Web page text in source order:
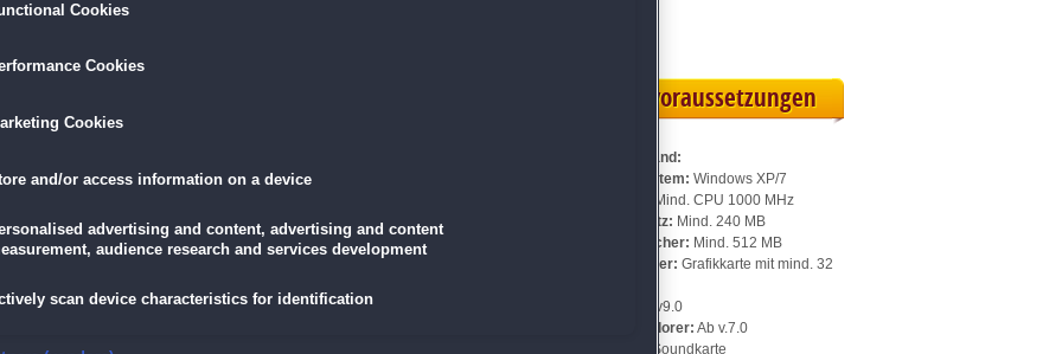
teste es 60 Minuten lang kostenlos!
Vergnügungspark vor der Stadt betrat, leidet er an einer geheimnisvollen
auf eine Reise ins “Dreamland” einlassen – und auf ein waghalsiges Spiel um
und entdecke unzählige schaurige Wimmelbilder
Story
kniffliger Rätsel
Systemvoraussetzungen
Für Dreamland:
Betriebssystem: Windows XP/7
Mind. CPU 1000 MHz
Speicherplatz: Mind. 240 MB
Arbeitsspeicher: Mind. 512 MB
Videospeicher: Grafikkarte mit mind. 32
Ab v9.0
Internet Explorer: Ab v.7.0
Soundkarte
Cookies
Cookies
Cookies
and/or access information on a device
advertising and content, advertising and content
audience research and services development
scan device characteristics for identification